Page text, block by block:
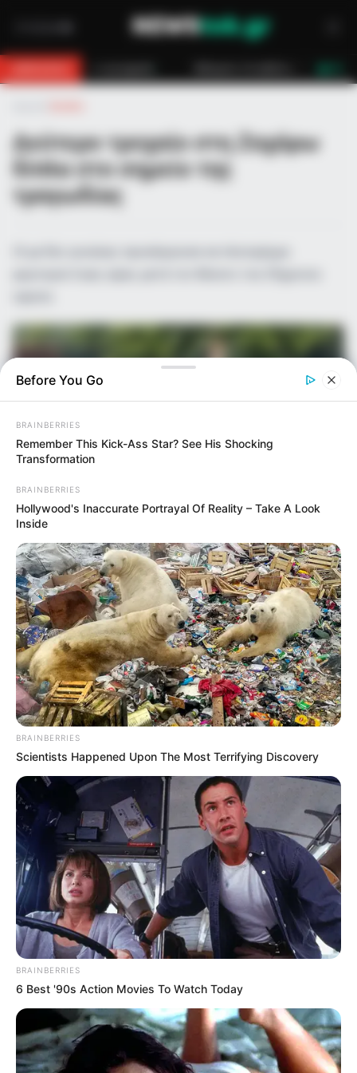
Δεύτερο τροχαίο στη Ζαχάρω
δίπλα στο σημείο της
τραγωδίας
NT Επιμέλεια
Συντακτική Ομάδα
Δημοσίευση
25/05/2026, 10:50 · 10:50 ΠΜ
Τελευταία ενημέρωση
25/05/2026, 10:51 · 10:51 ΠΜ
Ελλάδα
Κοινοποίησε άρθρο
Προσθήκη το newstok.gr στην Google
Ανακαλύψτε περισσότερα άρθρα στα αποτελέσματα
αναζήτησης.
Before You Go
BRAINBERRIES
Remember This Kick-Ass Star? See His Shocking
Transformation
BRAINBERRIES
Hollywood's Inaccurate Portrayal Of Reality – Take A Look
Inside
BRAINBERRIES
Scientists Happened Upon The Most Terrifying Discovery
BRAINBERRIES
6 Best '90s Action Movies To Watch Today